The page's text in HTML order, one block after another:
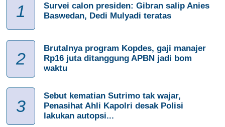
1
Survei calon presiden: Gibran salip Anies
Baswedan, Dedi Mulyadi teratas
2
Brutalnya program Kopdes, gaji manajer
Rp16 juta ditanggung APBN jadi bom
waktu
3
Sebut kematian Sutrimo tak wajar,
Penasihat Ahli Kapolri desak Polisi
lakukan autopsi...